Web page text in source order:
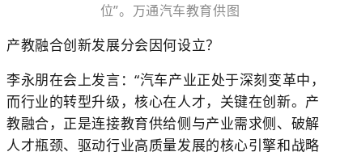
位”。万通汽车教育供图
产教融合创新发展分会因何设立？
李永朋在会上发言：“汽车产业正处于深刻变革中，
而行业的转型升级，核心在人才，关键在创新。产
教融合，正是连接教育供给侧与产业需求侧、破解
人才瓶颈、驱动行业高质量发展的核心引擎和战略